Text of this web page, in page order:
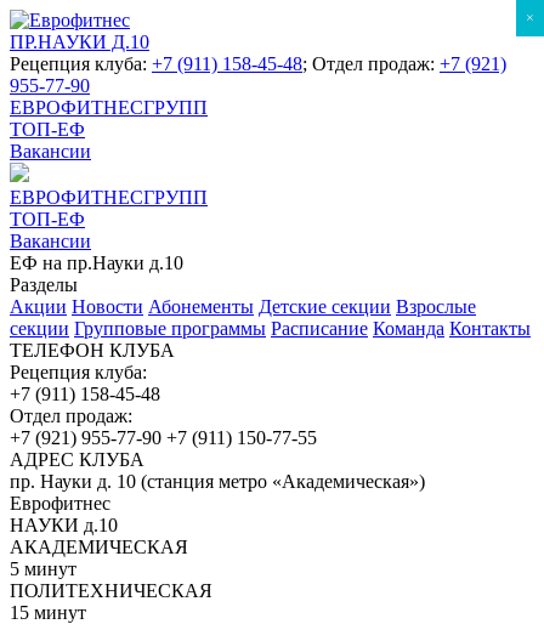
ПР.НАУКИ Д.10
Рецепция клуба: +7 (911) 158-45-48; Отдел продаж: +7 (921)
955-77-90
ЕВРОФИТНЕСГРУПП
ТОП-ЕФ
Вакансии
ЕВРОФИТНЕСГРУПП
ТОП-ЕФ
Вакансии
ЕФ на пр.Науки д.10
Разделы
Акции Новости Абонементы Детские секции Взрослые
секции Групповые программы Расписание Команда Контакты
ТЕЛЕФОН КЛУБА
Рецепция клуба:
+7 (911) 158-45-48
Отдел продаж:
+7 (921) 955-77-90 +7 (911) 150-77-55
АДРЕС КЛУБА
пр. Науки д. 10 (станция метро «Академическая»)
Еврофитнес
НАУКИ д.10
АКАДЕМИЧЕСКАЯ
5 минут
ПОЛИТЕХНИЧЕСКАЯ
15 минут
×